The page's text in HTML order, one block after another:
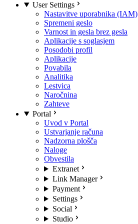
User Settings
Nastavitve uporabnika (IAM)
Spremeni geslo
Varnost in gesla brez gesla
Aplikacije s soglasjem
Posodobi profil
Aplikacije
Povabila
Analitika
Lestvica
Naročnina
Zahteve
Portal
Uvod v Portal
Ustvarjanje računa
Nadzorna plošča
Naloge
Obvestila
Extranet
Link Manager
Payment
Settings
Social
Studio